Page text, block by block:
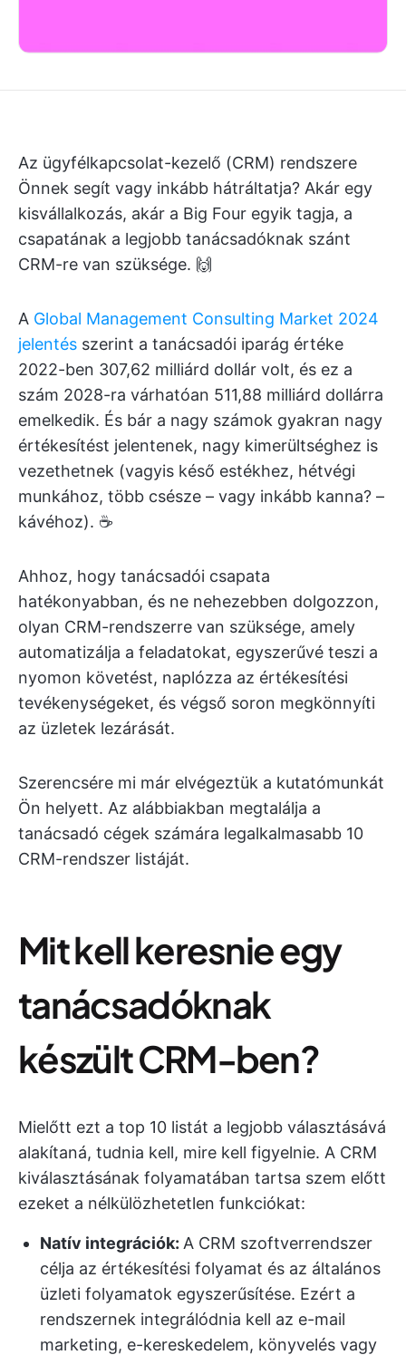
Az ügyfélkapcsolat-kezelő (CRM) rendszere
Önnek segít vagy inkább hátráltatja? Akár egy
kisvállalkozás, akár a Big Four egyik tagja, a
csapatának a legjobb tanácsadóknak szánt
CRM-re van szüksége. 🙌
A Global Management Consulting Market 2024
jelentés szerint a tanácsadói iparág értéke
2022-ben 307,62 milliárd dollár volt, és ez a
szám 2028-ra várhatóan 511,88 milliárd dollárra
emelkedik. És bár a nagy számok gyakran nagy
értékesítést jelentenek, nagy kimerültséghez is
vezethetnek (vagyis késő estékhez, hétvégi
munkához, több csésze – vagy inkább kanna? –
kávéhoz). ☕
Ahhoz, hogy tanácsadói csapata
hatékonyabban, és ne nehezebben dolgozzon,
olyan CRM-rendszerre van szüksége, amely
automatizálja a feladatokat, egyszerűvé teszi a
nyomon követést, naplózza az értékesítési
tevékenységeket, és végső soron megkönnyíti
az üzletek lezárását.
Szerencsére mi már elvégeztük a kutatómunkát
Ön helyett. Az alábbiakban megtalálja a
tanácsadó cégek számára legalkalmasabb 10
CRM-rendszer listáját.
Mit kell keresnie egy
tanácsadóknak
készült CRM-ben?
Mielőtt ezt a top 10 listát a legjobb választásává
alakítaná, tudnia kell, mire kell figyelnie. A CRM
kiválasztásának folyamatában tartsa szem előtt
ezeket a nélkülözhetetlen funkciókat:
Natív integrációk: A CRM szoftverrendszer
célja az értékesítési folyamat és az általános
üzleti folyamatok egyszerűsítése. Ezért a
rendszernek integrálódnia kell az e-mail
marketing, e-kereskedelem, könyvelés vagy